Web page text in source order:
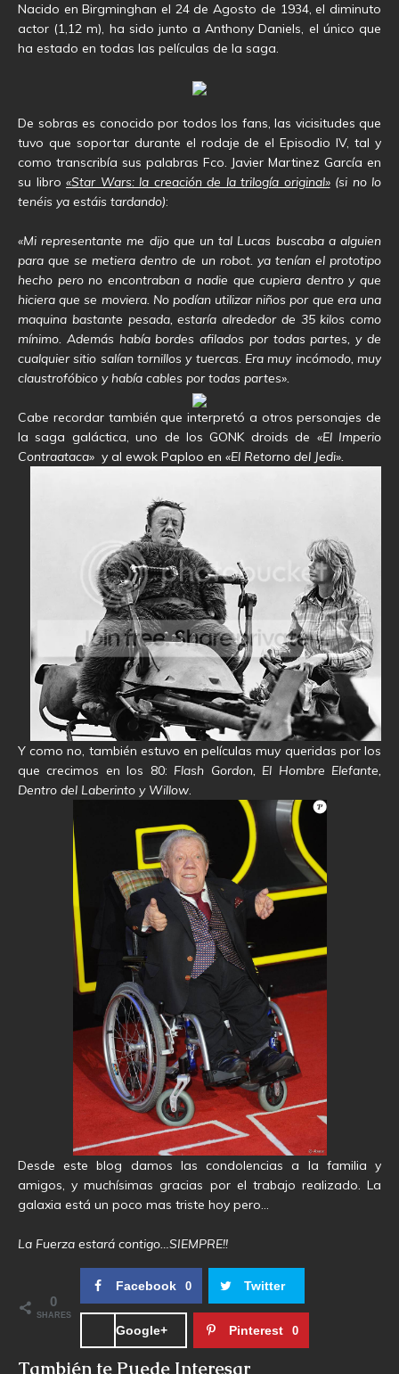
Nacido en Birgminghan el 24 de Agosto de 1934, el diminuto
actor (1,12 m), ha sido junto a Anthony Daniels, el único que
ha estado en todas las películas de la saga.
De sobras es conocido por todos los fans, las vicisitudes que
tuvo que soportar durante el rodaje de el Episodio IV, tal y
como transcribía sus palabras Fco. Javier Martinez García en
su libro «Star Wars: la creación de la trilogía original» (si no lo
tenéis ya estáis tardando):
«Mi representante me dijo que un tal Lucas buscaba a alguien
para que se metiera dentro de un robot. ya tenían el prototipo
hecho pero no encontraban a nadie que cupiera dentro y que
hiciera que se moviera. No podían utilizar niños por que era una
maquina bastante pesada, estaría alrededor de 35 kilos como
mínimo. Además había bordes afilados por todas partes, y de
cualquier sitio salían tornillos y tuercas. Era muy incómodo, muy
claustrofóbico y había cables por todas partes».
Cabe recordar también que interpretó a otros personajes de
la saga galáctica, uno de los GONK droids de «El Imperio
Contraataca» y al ewok Paploo en «El Retorno del Jedi».
Y como no, también estuvo en películas muy queridas por los
que crecimos en los 80: Flash Gordon, El Hombre Elefante,
Dentro del Laberinto y Willow.
Desde este blog damos las condolencias a la familia y
amigos, y muchísimas gracias por el trabajo realizado. La
galaxia está un poco mas triste hoy pero…
La Fuerza estará contigo…SIEMPRE!!
0
SHARES
Facebook 0 Twitter
Google+ Pinterest 0
También te Puede Interesar